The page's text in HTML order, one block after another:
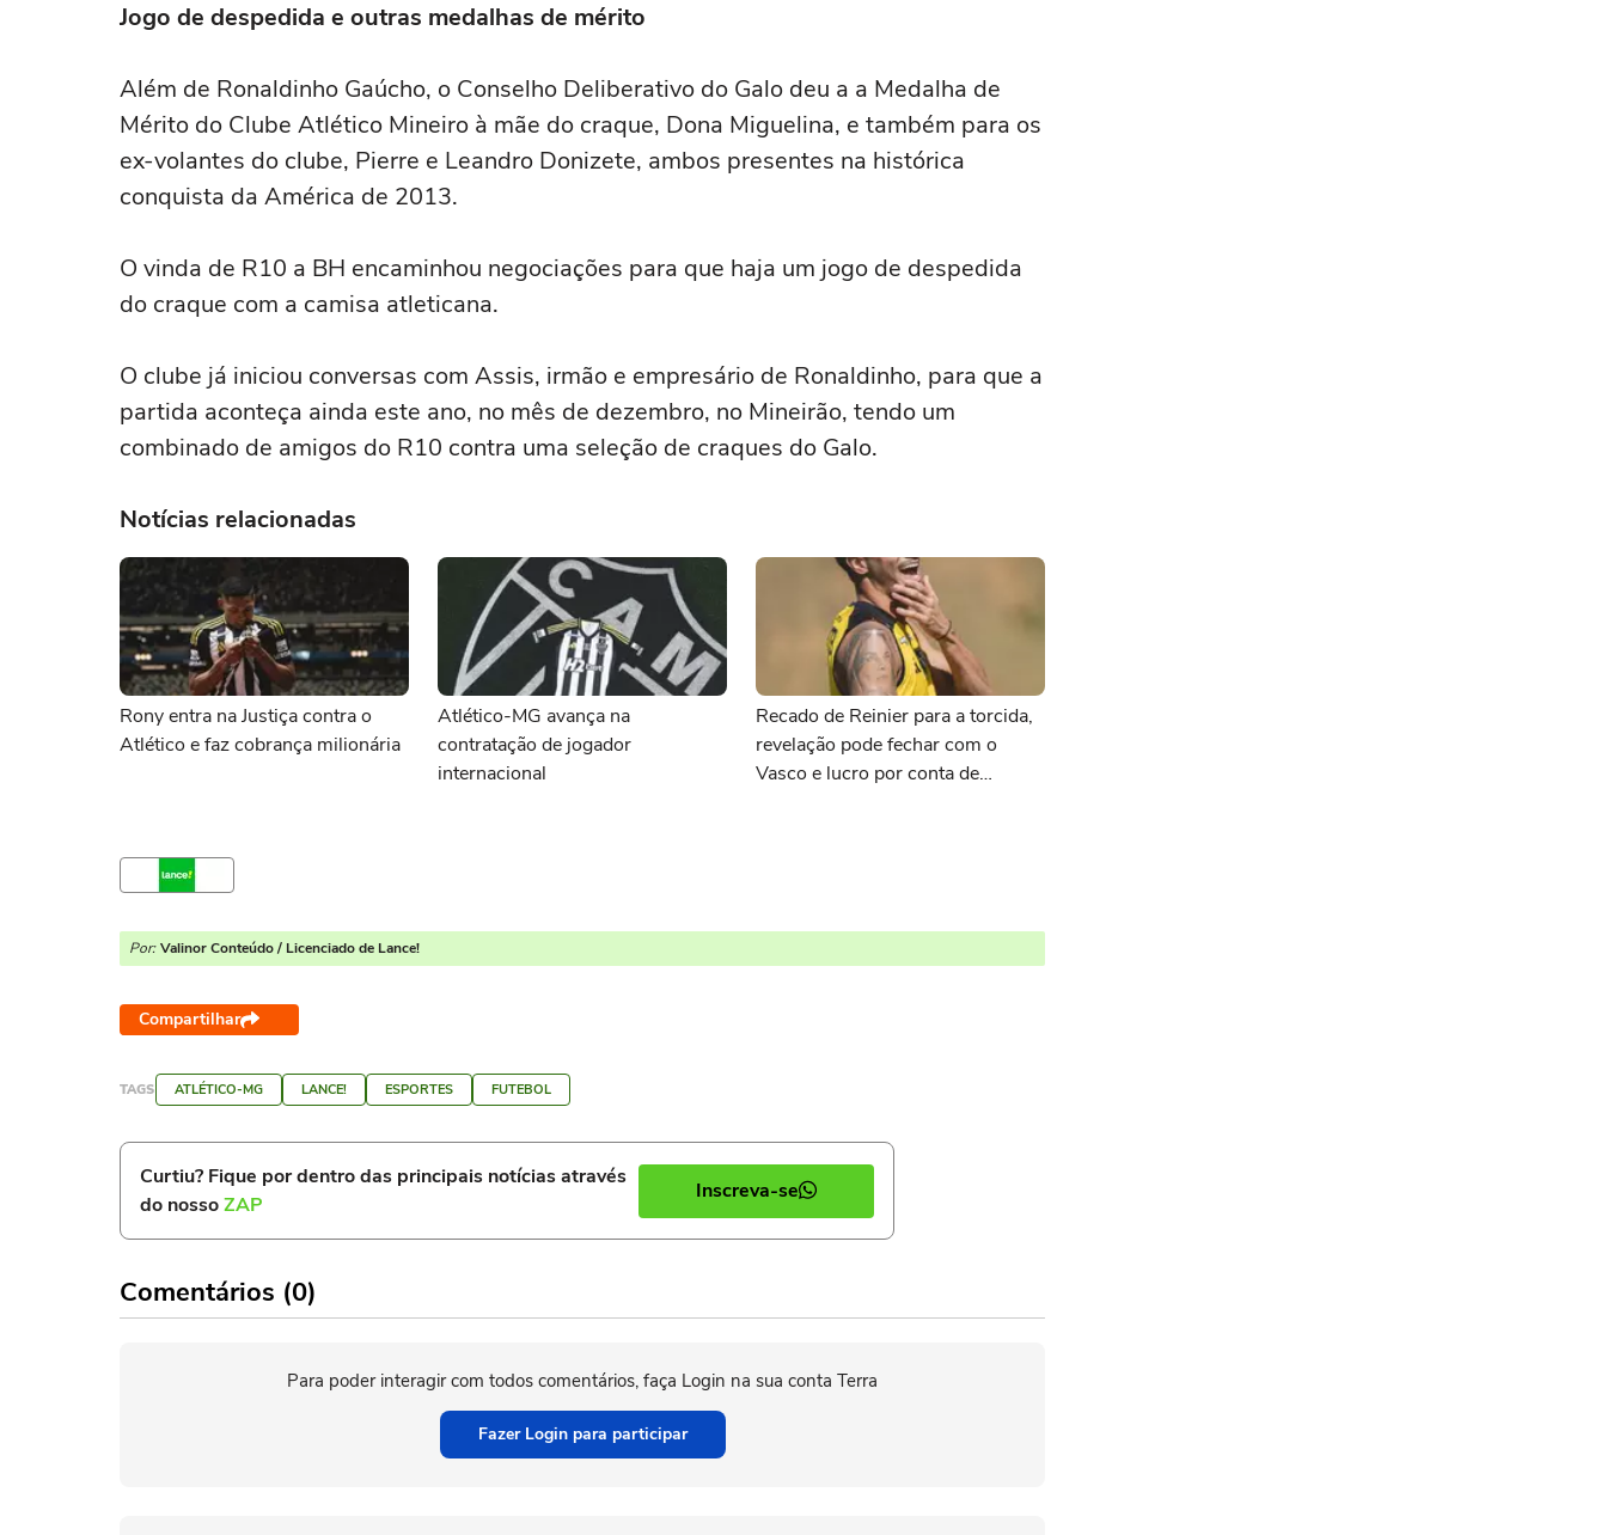
Jogo de despedida e outras medalhas de mérito
Além de Ronaldinho Gaúcho, o Conselho Deliberativo do Galo deu a a Medalha de
Mérito do Clube Atlético Mineiro à mãe do craque, Dona Miguelina, e também para os
ex-volantes do clube, Pierre e Leandro Donizete, ambos presentes na histórica
conquista da América de 2013.
O vinda de R10 a BH encaminhou negociações para que haja um jogo de despedida
do craque com a camisa atleticana.
O clube já iniciou conversas com Assis, irmão e empresário de Ronaldinho, para que a
partida aconteça ainda este ano, no mês de dezembro, no Mineirão, tendo um
combinado de amigos do R10 contra uma seleção de craques do Galo.
Notícias relacionadas
Rony entra na Justiça contra o
Atlético e faz cobrança milionária
Atlético-MG avança na
contratação de jogador
internacional
Recado de Reinier para a torcida,
revelação pode fechar com o
Vasco e lucro por conta de
Por: Valinor Conteúdo / Licenciado de Lance!
Compartilhar
TAGS ATLÉTICO-MG LANCE! ESPORTES FUTEBOL
Curtiu? Fique por dentro das principais notícias através
do nossoZAP
Inscreva-se
Comentários (0)
Para poder interagir com todos comentários, faça Login na sua conta Terra
Fazer Login para participar